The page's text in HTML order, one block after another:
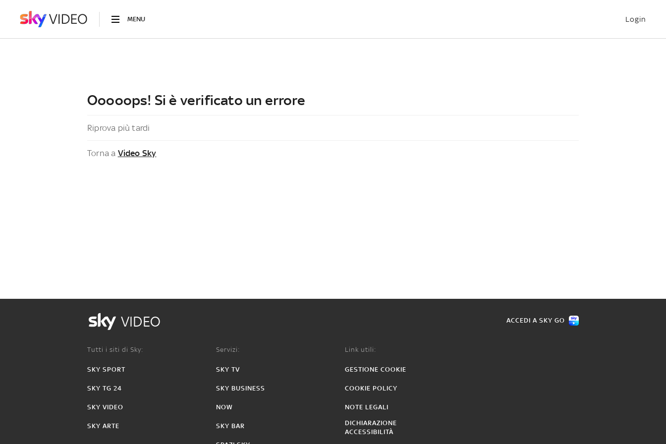
MENU Login
Ooooops! Si è verificato un errore
Riprova più tardi
Torna a Video Sky
VIDEO ACCEDI A SKY GO
Tutti i siti di Sky:
SKY SPORT
SKY TG 24
SKY VIDEO
SKY ARTE
Servizi:
SKY TV
SKY BUSINESS
NOW
SKY BAR
Link utili:
GESTIONE COOKIE
COOKIE POLICY
NOTE LEGALI
DICHIARAZIONE
ACCESSIBILITÀ